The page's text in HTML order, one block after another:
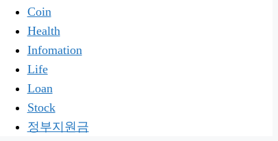
Coin
Health
Infomation
Life
Loan
Stock
정부지원금